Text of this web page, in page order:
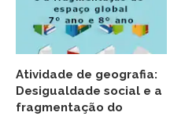
Atividade de geografia:
Desigualdade social e a
fragmentação do